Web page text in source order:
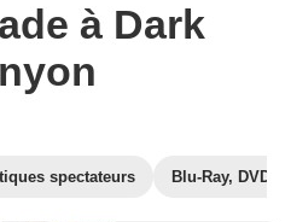
à Dark
spectateurs Blu-Ray, DVD